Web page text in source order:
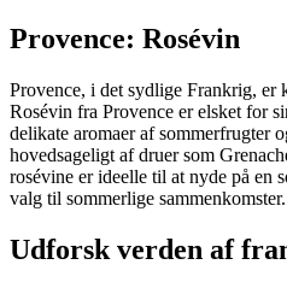
Provence: Rosévin
Provence, i det sydlige Frankrig, er
Rosévin fra Provence er elsket for
delikate aromaer af sommerfrugter
hovedsageligt af druer som
rosévine er ideelle til at nyde på en
valg til sommerlige sammenkomster.
Udforsk verden af